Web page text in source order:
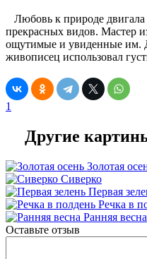
Любовь к природе
прекрасных видов. Мастер
ощутимые и увиденные им.
живописец использовал
1
Другие
Золотая
Сиверко
Первая
Речка в
Ранняя весна
Оставьте отзыв